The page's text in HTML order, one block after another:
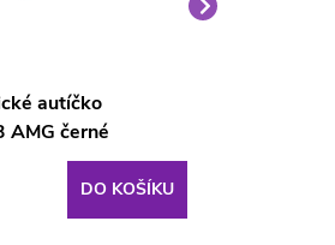
autíčko
AMG černé
DO KOŠÍKU